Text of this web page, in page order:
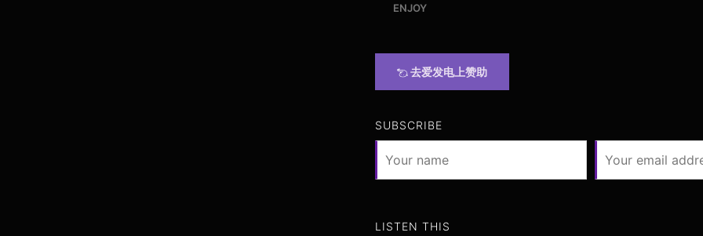
ENJOY
去爱发电上赞助
SUBSCRIBE
LISTEN THIS